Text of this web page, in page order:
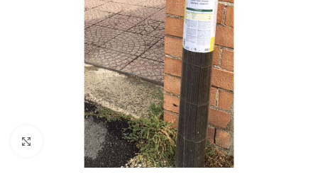
Clicca per ingrandire